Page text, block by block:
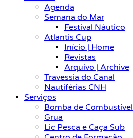
Agenda
Semana do Mar
Festival Náutico
Atlantis Cup
Início | Home
Revistas
Arquivo | Archive
Travessia do Canal
Nautiférias CNH
Serviços
Bomba de Combustível
Grua
Lic Pesca e Caça Sub